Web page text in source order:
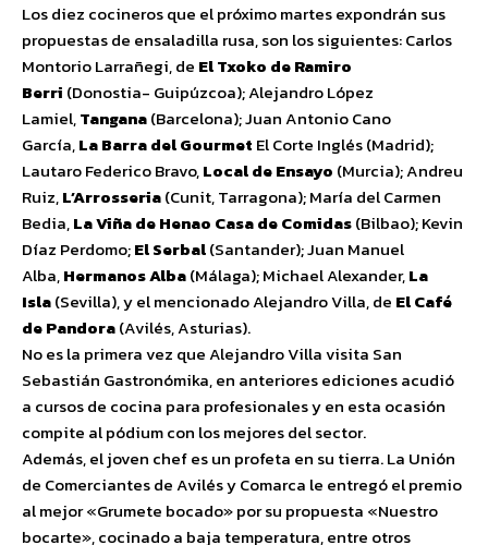
Los diez cocineros que el próximo martes expondrán sus
propuestas de ensaladilla rusa, son los siguientes: Carlos
Montorio Larrañegi, de El Txoko de Ramiro
Berri (Donostia- Guipúzcoa); Alejandro López
Lamiel,Tangana(Barcelona); Juan Antonio Cano
García,La Barra del Gourmet El Corte Inglés (Madrid);
Lautaro Federico Bravo,Local de Ensayo (Murcia); Andreu
Ruiz,L’Arrosseria(Cunit, Tarragona); María del Carmen
Bedia,La Viña de Henao Casa de Comidas(Bilbao); Kevin
Díaz Perdomo;El Serbal(Santander); Juan Manuel
Alba,Hermanos Alba(Málaga); Michael Alexander,La
Isla(Sevilla), y el mencionado Alejandro Villa, de El Café
de Pandora(Avilés, Asturias).
No es la primera vez que Alejandro Villa visita San
Sebastián Gastronómika, en anteriores ediciones acudió
a cursos de cocina para profesionales y en esta ocasión
compite al pódium con los mejores del sector.
Además, el joven chef es un profeta en su tierra. La Unión
de Comerciantes de Avilés y Comarca le entregó el premio
al mejor «Grumete bocado» por su propuesta «Nuestro
bocarte», cocinado a baja temperatura, entre otros